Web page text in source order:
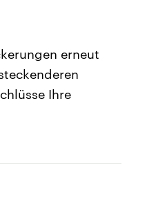
erneut
Ihre